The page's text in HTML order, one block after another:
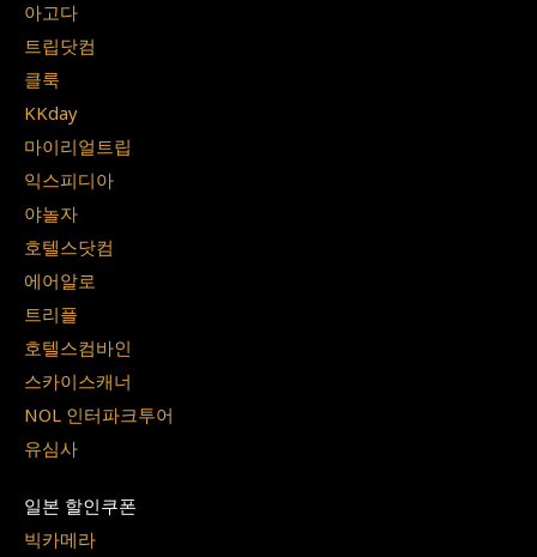
아고다
트립닷컴
클룩
KKday
마이리얼트립
익스피디아
야놀자
호텔스닷컴
에어알로
트리플
호텔스컴바인
스카이스캐너
NOL 인터파크투어
유심사
일본 할인쿠폰
빅카메라